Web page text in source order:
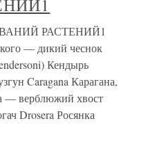
РАСТЕНИЙ1
— дикий чеснок
Кендырь
Caragana Карагана,
— верблюжий хвост
Drosera Росянка